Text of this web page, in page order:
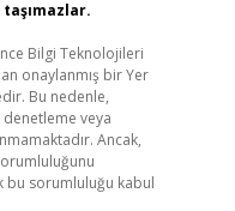
Bilgi Teknolojileri
onaylanmış bir Yer
Bu nedenle,
veya
Ancak,
bu sorumluluğu kabul